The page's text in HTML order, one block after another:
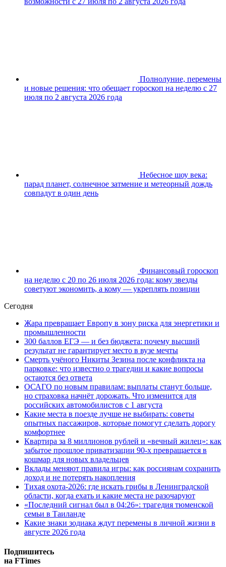
Полнолуние, перемены
и новые решения: что обещает гороскоп на неделю с 27
июля по 2 августа 2026 года
Небесное шоу века:
парад планет, солнечное затмение и метеорный дождь
совпадут в один день
Финансовый гороскоп
на неделю с 20 по 26 июля 2026 года: кому звезды
советуют экономить, а кому — укреплять позиции
Сегодня
Жара превращает Европу в зону риска для энергетики и
промышленности
300 баллов ЕГЭ — и без бюджета: почему высший
результат не гарантирует место в вузе мечты
Смерть учёного Никиты Зезина после конфликта на
парковке: что известно о трагедии и какие вопросы
остаются без ответа
ОСАГО по новым правилам: выплаты станут больше,
но страховка начнёт дорожать. Что изменится для
российских автомобилистов с 1 августа
Какие места в поезде лучше не выбирать: советы
опытных пассажиров, которые помогут сделать дорогу
комфортнее
Квартира за 8 миллионов рублей и «вечный жилец»: как
забытое прошлое приватизации 90-х превращается в
кошмар для новых владельцев
Вклады меняют правила игры: как россиянам сохранить
доход и не потерять накопления
Тихая охота-2026: где искать грибы в Ленинградской
области, когда ехать и какие места не разочаруют
«Последний сигнал был в 04:26»: трагедия тюменской
семьи в Таиланде
Какие знаки зодиака ждут перемены в личной жизни в
августе 2026 года
Подпишитесь
на FTimes